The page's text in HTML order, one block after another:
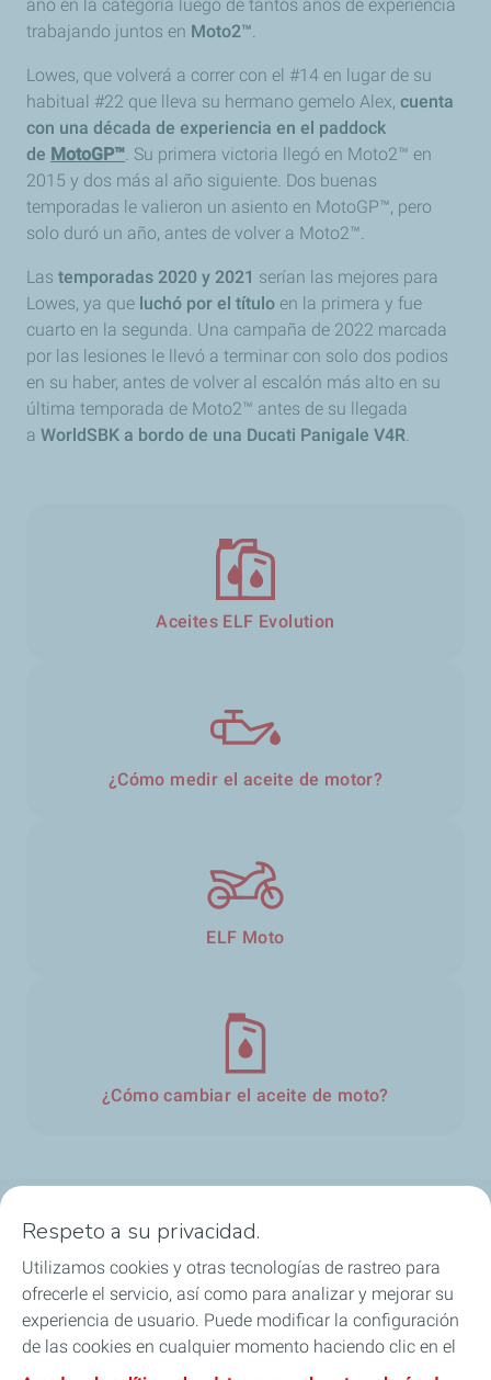
año en la categoría luego de tantos años de experiencia
trabajando juntos en Moto2™.
Lowes, que volverá a correr con el #14 en lugar de su
habitual #22 que lleva su hermano gemelo Alex, cuenta
con una década de experiencia en el paddock
de MotoGP™. Su primera victoria llegó en Moto2™ en
2015 y dos más al año siguiente. Dos buenas
temporadas le valieron un asiento en MotoGP™, pero
solo duró un año, antes de volver a Moto2™.
Las temporadas 2020 y 2021 serían las mejores para
Lowes, ya que luchó por el título en la primera y fue
cuarto en la segunda. Una campaña de 2022 marcada
por las lesiones le llevó a terminar con solo dos podios
en su haber, antes de volver al escalón más alto en su
última temporada de Moto2™ antes de su llegada
a WorldSBK a bordo de una Ducati Panigale V4R.
Aceites ELF Evolution
¿Cómo medir el aceite de motor?
ELF Moto
¿Cómo cambiar el aceite de moto?
Aceite de Motor
Cambio de aceite
Refrigerantes y especialidades
Respeto a su privacidad.
Utilizamos cookies y otras tecnologías de rastreo para
ofrecerle el servicio, así como para analizar y mejorar su
experiencia de usuario. Puede modificar la configuración
de las cookies en cualquier momento haciendo clic en el
botón «Gérer mes cookies» (Gestionar cookies). Al hacer